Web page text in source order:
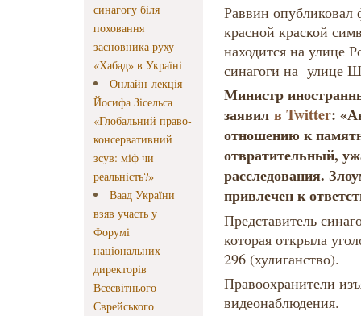
синагогу біля
поховання
засновника руху
«Хабад» в Україні
Онлайн-лекція
Йосифа Зісельса
«Глобальний право-
консервативний
зсув: міф чи
реальність?»
Ваад України
взяв участь у
Форумі
національних
директорів
Всесвітнього
Єврейського
Раввин
красной краской
находится на улице
синагоги на улице
Министр
заявил в Twitter:
отношению к
отвратительный,
расследования.
привлечен к
Представитель
которая открыла
296 (хулиганство).
Правоохранители
видеонаблюдения.